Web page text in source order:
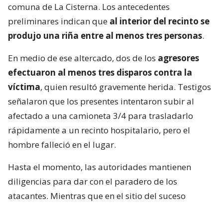
comuna de La Cisterna. Los antecedentes
preliminares indican que al interior del recinto se
produjo una riña entre al menos tres personas.
En medio de ese altercado, dos de los agresores
efectuaron al menos tres disparos contra la
víctima, quien resultó gravemente herida. Testigos
señalaron que los presentes intentaron subir al
afectado a una camioneta 3/4 para trasladarlo
rápidamente a un recinto hospitalario, pero el
hombre falleció en el lugar.
Hasta el momento, las autoridades mantienen
diligencias para dar con el paradero de los
atacantes. Mientras que en el sitio del suceso